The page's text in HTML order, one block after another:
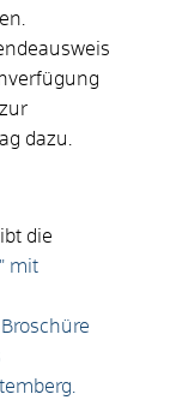
dazu.
die
mit
Broschüre